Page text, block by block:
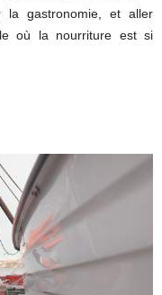
gastronomie, et aller
où la nourriture est si